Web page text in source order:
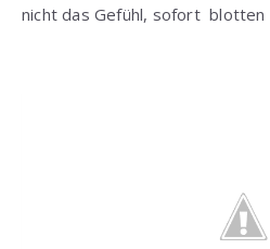
nicht das Gefühl, sofort blotten